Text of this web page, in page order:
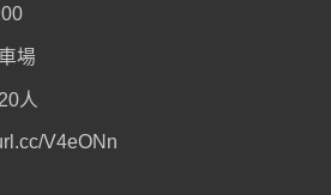
場
人
V4eONn